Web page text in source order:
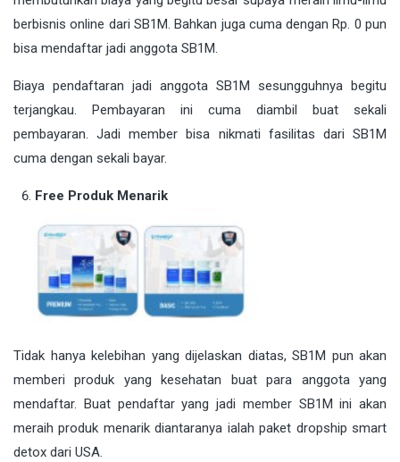
berbisnis online dari SB1M. Bahkan juga cuma dengan Rp. 0 pun
bisa mendaftar jadi anggota SB1M.
Biaya pendaftaran jadi anggota SB1M sesungguhnya begitu
terjangkau. Pembayaran ini cuma diambil buat sekali
pembayaran. Jadi member bisa nikmati fasilitas dari SB1M
cuma dengan sekali bayar.
Free Produk Menarik
Tidak hanya kelebihan yang dijelaskan diatas, SB1M pun akan
memberi produk yang kesehatan buat para anggota yang
mendaftar. Buat pendaftar yang jadi member SB1M ini akan
meraih produk menarik diantaranya ialah paket dropship smart
detox dari USA.